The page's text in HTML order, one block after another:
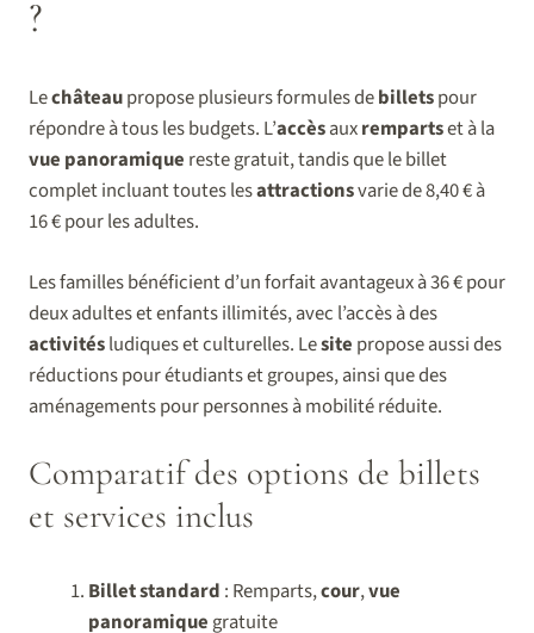
?
Lechâteaupropose plusieurs formules debilletspour
répondre à tous les budgets. L’accèsauxrempartset à la
vue panoramique reste gratuit, tandis que le billet
complet incluant toutes lesattractionsvarie de 8,40 € à
16 € pour les adultes.
Les familles bénéficient d’un forfait avantageux à 36 € pour
deux adultes et enfants illimités, avec l’accès à des
activitésludiques et culturelles. Lesite propose aussi des
réductions pour étudiants et groupes, ainsi que des
aménagements pour personnes à mobilité réduite.
Comparatif des options de billets
et services inclus
Billet standard : Remparts,cour,vue
panoramiquegratuite